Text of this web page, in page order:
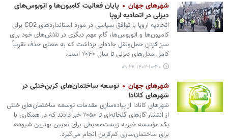
شهرهای جهان
پایان فعالیت‌ کامیون‌ها و اتوبوس‌های
دیزلی در اتحادیه اروپا
اتحادیه اروپا با توافق سیاسی در مورد استانداردهای CO2 برای
کامیون‌ها و اتوبوس‌ها، گام مهم دیگری در تلاش‌های خود برای
سبز کردن حمل‌ونقل جاده‌ای برداشت که به معنای حذف تقریباً
کامل مدل‌های دیزلی تا سال ۲۰۴۰ است.
۱۴۰۲-۱۰-۳۰ ۰۹:۲۸
شهرهای جهان
توسعه ساختمان‌های کربن‌خنثی در
شهرهای کانادا
شهرهای کانادا از پیاده‌سازی مقدمات توسعه ساختمان‌های خنثی
از انتشار گازهای گلخانه‌ای تا ۲۰۵۰ خبر دادند که در همکاری با
یک مؤسسه خیریه زیست‌محیطی برای تعیین بهترین شیوه‌ها
برای ساختمان‌سازی کم‌کربن انجام می‌گیرد.